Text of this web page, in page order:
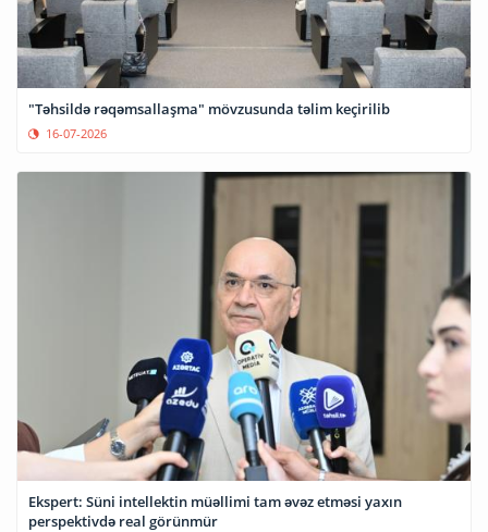
"Təhsildə rəqəmsallaşma" mövzusunda təlim keçirilib
16-07-2026
Ekspert: Süni intellektin müəllimi tam əvəz etməsi yaxın
perspektivdə real görünmür